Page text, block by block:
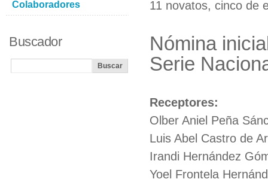
11 novatos, cinco de
Nómina
Serie
Receptores:
Olber Aniel Peña
Luis Abel Castro de
Irandi Hernández
Yoel Frontela
Colaboradores
Buscador